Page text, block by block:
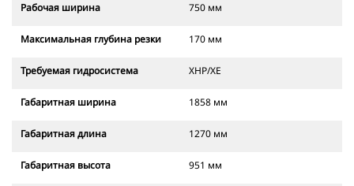
Рабочая ширина 750 мм
Максимальная глубина резки 170 мм
Требуемая гидросистема XHP/XE
Габаритная ширина 1858 мм
Габаритная длина 1270 мм
Габаритная высота 951 мм